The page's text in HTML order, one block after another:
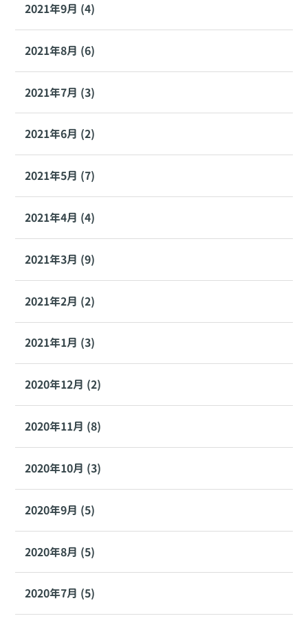
2021年9月 (4)
2021年8月 (6)
2021年7月 (3)
2021年6月 (2)
2021年5月 (7)
2021年4月 (4)
2021年3月 (9)
2021年2月 (2)
2021年1月 (3)
2020年12月 (2)
2020年11月 (8)
2020年10月 (3)
2020年9月 (5)
2020年8月 (5)
2020年7月 (5)